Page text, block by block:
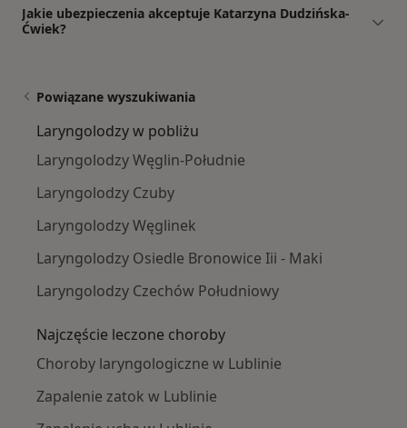
Jakie ubezpieczenia akceptuje Katarzyna Dudzińska-
Ćwiek?
Powiązane wyszukiwania
Laryngolodzy w pobliżu
Laryngolodzy Węglin-Południe
Laryngolodzy Czuby
Laryngolodzy Węglinek
Laryngolodzy Osiedle Bronowice Iii - Maki
Laryngolodzy Czechów Południowy
Najczęście leczone choroby
Choroby laryngologiczne w Lublinie
Zapalenie zatok w Lublinie